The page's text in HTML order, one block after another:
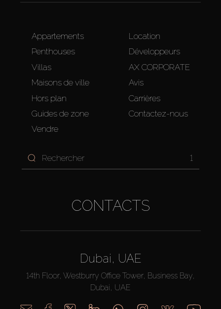
Appartements
Penthouses
Villas
Maisons de ville
Hors plan
Guides de zone
Vendre
Location
Développeurs
AX CORPORATE
Avis
Carrières
Contactez-nous
1
CONTACTS
Dubai, UAE
14th Floor, Westburry Office Tower, Business Bay,
Dubai, UAE